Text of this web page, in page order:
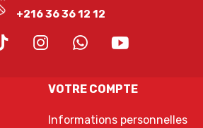
+216 36 36 12 12
VOTRE COMPTE
Informations personnelles